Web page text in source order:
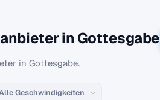
in Gottesgabe
in Gottesgabe.